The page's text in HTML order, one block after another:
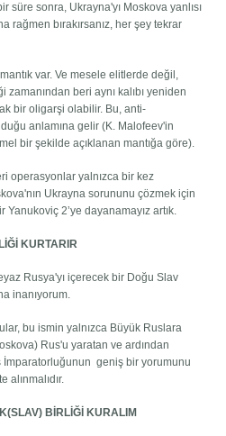
süre sonra, Ukrayna'yı Moskova yanlısı
rağmen bırakırsanız, her şey tekrar
var. Ve mesele elitlerde değil,
beri aynı kalıbı yeniden
bir oligarşi olabilir. Bu, anti-
anlamına gelir (K. Malofeev'in
bir şekilde açıklanan mantığa göre).
operasyonlar yalnızca bir kez
Ukrayna sorununu çözmek için
Yanukoviç 2’ye dayanamayız artık.
KURTARIR
Rusya'yı içerecek bir Doğu Slav
inanıyorum.
bu ismin yalnızca Büyük Ruslara
Rus'u yaratan ve ardından
geniş bir yorumunu
alınmalıdır.
BİRLİĞİ KURALIM